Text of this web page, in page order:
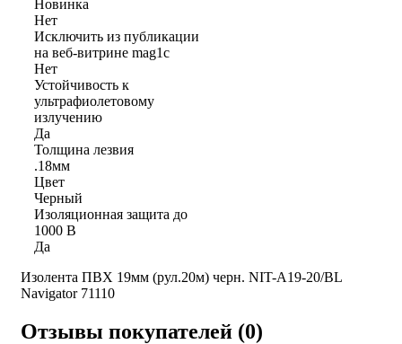
Новинка
Нет
Исключить из публикации
на веб-витрине mag1c
Нет
Устойчивость к
ультрафиолетовому
излучению
Да
Толщина лезвия
.18мм
Цвет
Черный
Изоляционная защита до
1000 В
Да
Изолента ПВХ 19мм (рул.20м) черн. NIT-A19-20/BL
Navigator 71110
Отзывы покупателей (0)